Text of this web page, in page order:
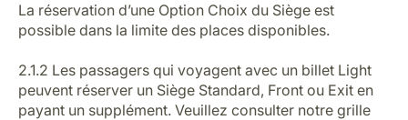
La réservation d’une Option Choix du Siège est
possible dans la limite des places disponibles.
2.1.2 Les passagers qui voyagent avec un billet Light
peuvent réserver un Siège Standard, Front ou Exit en
payant un supplément. Veuillez consulter notre grille